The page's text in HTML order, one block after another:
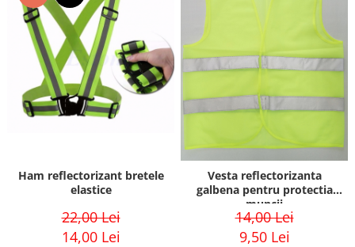
Ham reflectorizant bretele
elastice
22,00 Lei
14,00 Lei
Vesta reflectorizanta
galbena pentru protectia
muncii
14,00 Lei
9,50 Lei